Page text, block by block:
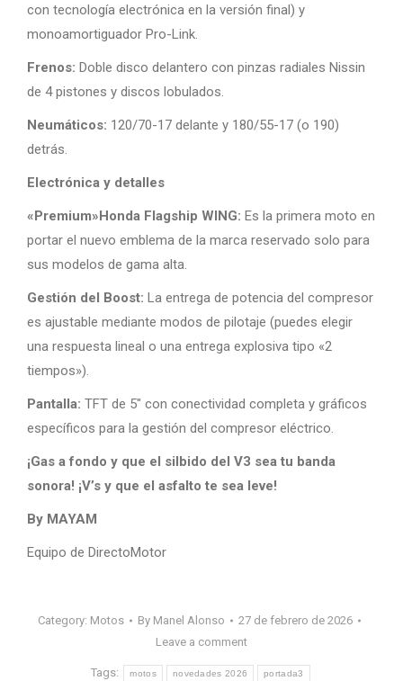
con tecnología electrónica en la versión final) y
monoamortiguador Pro-Link.
Frenos: Doble disco delantero con pinzas radiales Nissin
de 4 pistones y discos lobulados.
Neumáticos: 120/70-17 delante y 180/55-17 (o 190)
detrás.
Electrónica y detalles
«Premium»Honda Flagship WING: Es la primera moto en
portar el nuevo emblema de la marca reservado solo para
sus modelos de gama alta.
Gestión del Boost: La entrega de potencia del compresor
es ajustable mediante modos de pilotaje (puedes elegir
una respuesta lineal o una entrega explosiva tipo «2
tiempos»).
Pantalla: TFT de 5″ con conectividad completa y gráficos
específicos para la gestión del compresor eléctrico.
¡Gas a fondo y que el silbido del V3 sea tu banda
sonora! ¡V’s y que el asfalto te sea leve!
By MAYAM
Equipo de DirectoMotor
Category: Motos By Manel Alonso
27 de febrero de 2026
Leave a comment
Tags: motos novedades 2026 portada3